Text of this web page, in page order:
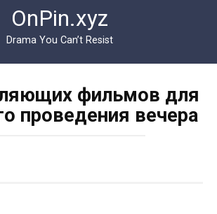
OnPin.xyz
Drama You Can’t Resist
фильмов для
проведения вечера